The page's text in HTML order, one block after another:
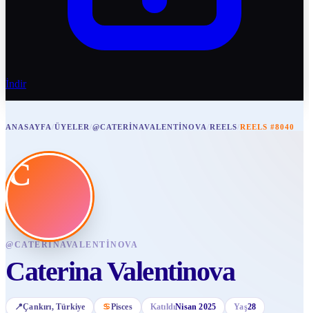
İndir
ANASAYFA/ÜYELER/@CATERINAVALENTINOVA/REELS/REELS #8040
C
@CATERINAVALENTINOVA
Caterina Valentinova
📍Çankırı, Türkiye ♋Pisces KatıldıNisan 2025 Yaş28